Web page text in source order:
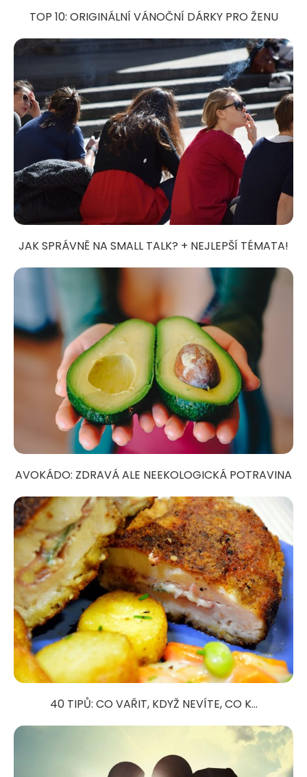
TOP 10: ORIGINÁLNÍ VÁNOČNÍ DÁRKY PRO ŽENU
JAK SPRÁVNĚ NA SMALL TALK? + NEJLEPŠÍ TÉMATA!
AVOKÁDO: ZDRAVÁ ALE NEEKOLOGICKÁ POTRAVINA
40 TIPŮ: CO VAŘIT, KDYŽ NEVÍTE, CO K...